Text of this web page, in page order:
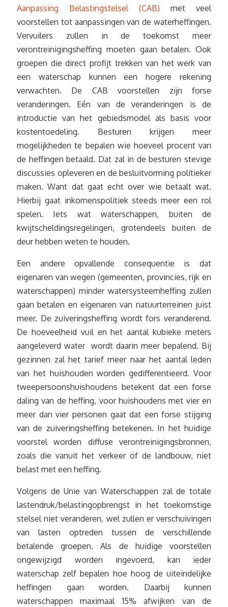
Aanpassing Belastingstelsel (CAB) met veel
voorstellen tot aanpassingen van de waterheffingen.
Vervuilers zullen in de toekomst meer
verontreinigingsheffing moeten gaan betalen. Ook
groepen die direct profijt trekken van het werk van
een waterschap kunnen een hogere rekening
verwachten. De CAB voorstellen zijn forse
veranderingen. Eén van de veranderingen is de
introductie van het gebiedsmodel als basis voor
kostentoedeling. Besturen krijgen meer
mogelijkheden te bepalen wie hoeveel procent van
de heffingen betaald. Dat zal in de besturen stevige
discussies opleveren en de besluitvorming politieker
maken. Want dat gaat echt over wie betaalt wat.
Hierbij gaat inkomenspolitiek steeds meer een rol
spelen. Iets wat waterschappen, buiten de
kwijtscheldingsregelingen, grotendeels buiten de
deur hebben weten te houden.
Een andere opvallende consequentie is dat
eigenaren van wegen (gemeenten, provincies, rijk en
waterschappen) minder watersysteemheffing zullen
gaan betalen en eigenaren van natuurterreinen juist
meer. De zuiveringsheffing wordt fors veranderend.
De hoeveelheid vuil en het aantal kubieke meters
aangeleverd water wordt daarin meer bepalend. Bij
gezinnen zal het tarief meer naar het aantal leden
van het huishouden worden gedifferentieerd. Voor
tweepersoonshuishoudens betekent dat een forse
daling van de heffing, voor huishoudens met vier en
meer dan vier personen gaat dat een forse stijging
van de zuiveringsheffing betekenen. In het huidige
voorstel worden diffuse verontreinigingsbronnen,
zoals die vanuit het verkeer of de landbouw, niet
belast met een heffing.
Volgens de Unie van Waterschappen zal de totale
lastendruk/belastingopbrengst in het toekomstige
stelsel niet veranderen, wel zullen er verschuivingen
van lasten optreden tussen de verschillende
betalende groepen. Als de huidige voorstellen
ongewijzigd worden ingevoerd, kan ieder
waterschap zelf bepalen hoe hoog de uiteindelijke
heffingen gaan worden. Daarbij kunnen
waterschappen maximaal 15% afwijken van de